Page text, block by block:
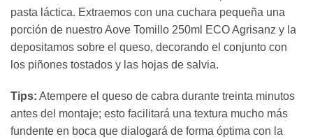
pasta láctica. Extraemos con una cuchara pequeña una
porción de nuestro Aove Tomillo 250ml ECO Agrisanz y la
depositamos sobre el queso, decorando el conjunto con
los piñones tostados y las hojas de salvia.
Tips: Atempere el queso de cabra durante treinta minutos
antes del montaje; esto facilitará una textura mucho más
fundente en boca que dialogará de forma óptima con la